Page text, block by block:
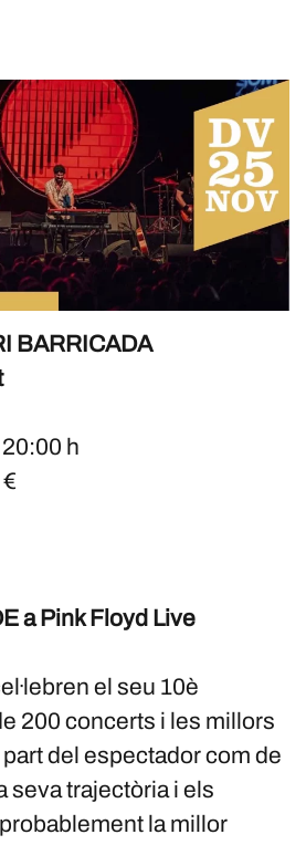
BARRICADA
20:00 h
a Pink Floyd Live
el seu 10è
200 concerts i les millors
del espectador com de
seva trajectòria i els
la millor